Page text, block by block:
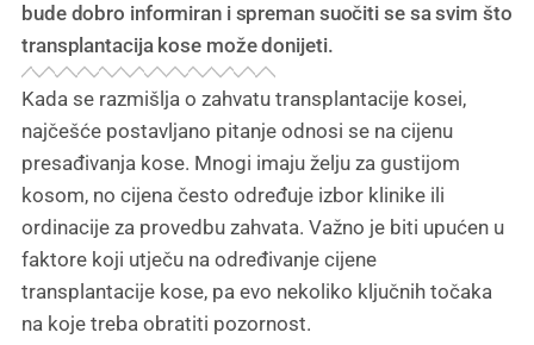
bude dobro informiran i spreman suočiti se sa svim što
transplantacija kose može donijeti.
Kada se razmišlja o zahvatu transplantacije kosei,
najčešće postavljano pitanje odnosi se na cijenu
presađivanja kose. Mnogi imaju želju za gustijom
kosom, no cijena često određuje izbor klinike ili
ordinacije za provedbu zahvata. Važno je biti upućen u
faktore koji utječu na određivanje cijene
transplantacije kose, pa evo nekoliko ključnih točaka
na koje treba obratiti pozornost.